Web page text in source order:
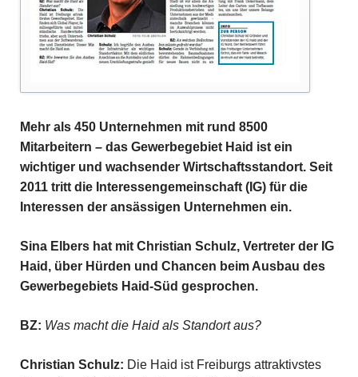
Mehr als 450 Unternehmen mit rund 8500
Mitarbeitern – das Gewerbegebiet Haid ist ein
wichtiger und wachsender Wirtschaftsstandort. Seit
2011 tritt die Interessengemeinschaft (IG) für die
Interessen der ansässigen Unternehmen ein.
Sina Elbers hat mit Christian Schulz, Vertreter der IG
Haid, über Hürden und Chancen beim Ausbau des
Gewerbegebiets Haid-Süd gesprochen.
BZ: Was macht die Haid als Standort aus?
Christian Schulz: Die Haid ist Freiburgs attraktivstes